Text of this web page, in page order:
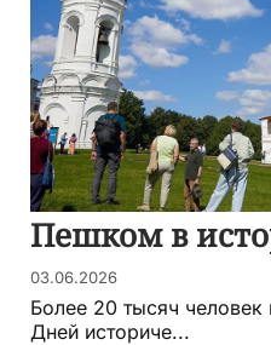
Пешком в
03.06.2026
Более 20 тысяч человек
Дней историче...